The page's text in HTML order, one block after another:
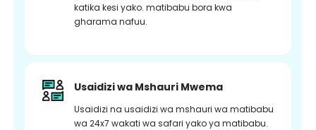
katika kesi yako. matibabu bora kwa
gharama nafuu.
Usaidizi wa Mshauri Mwema
Usaidizi na usaidizi wa mshauri wa matibabu
wa 24x7 wakati wa safari yako ya matibabu.